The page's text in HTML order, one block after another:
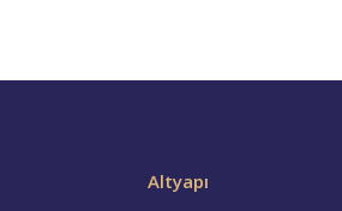
Altyapı